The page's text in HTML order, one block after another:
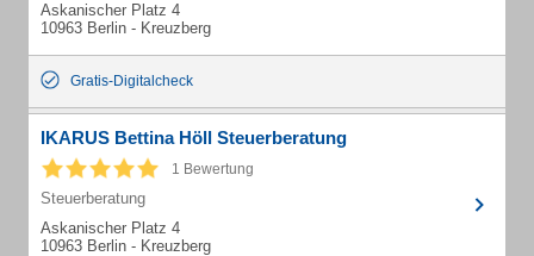
Askanischer Platz 4
10963 Berlin - Kreuzberg
Gratis-Digitalcheck
IKARUS Bettina Höll Steuerberatung
1 Bewertung
Steuerberatung
Askanischer Platz 4
10963 Berlin - Kreuzberg